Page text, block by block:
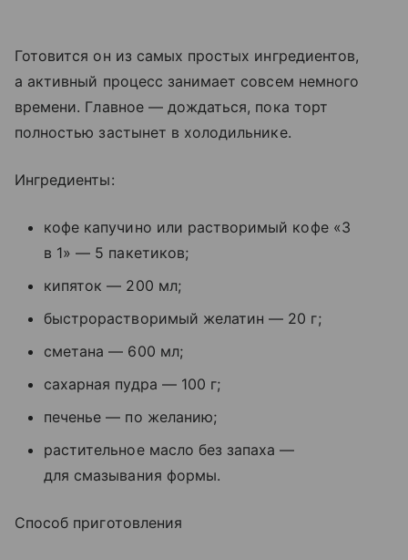
Готовится он из самых простых ингредиентов,
а активный процесс занимает совсем немного
времени. Главное — дождаться, пока торт
полностью застынет в холодильнике.
Ингредиенты:
кофе капучино или растворимый кофе «3
в 1» — 5 пакетиков;
кипяток — 200 мл;
быстрорастворимый желатин — 20 г;
сметана — 600 мл;
сахарная пудра — 100 г;
печенье — по желанию;
растительное масло без запаха —
для смазывания формы.
Способ приготовления